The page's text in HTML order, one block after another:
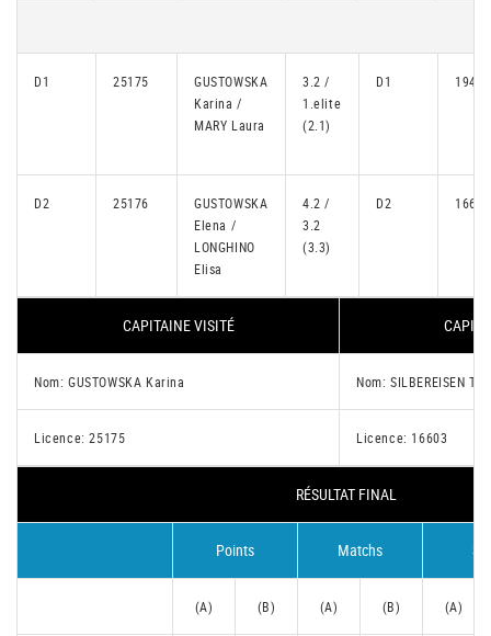
D1 25175
GUSTOWSKA
Karina /
MARY Laura
3.2 /
1.elite
(2.1)
D1 19408
D2 25176
GUSTOWSKA
Elena /
LONGHINO
Elisa
4.2 /
3.2
(3.3)
D2 16603
CAPITAINE VISITÉ
Nom: GUSTOWSKA Karina Nom: SILBEREISEN
Licence: 25175 Licence: 16603
RÉSULTAT FINAL
Points Matchs
(A) (B) (A) (B) (A)